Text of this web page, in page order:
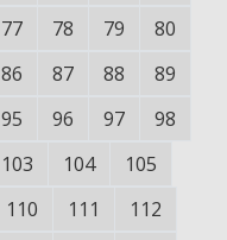
77 78 79
80
86 87 88
89
95 96 97
98
103 104
105
110 111
112